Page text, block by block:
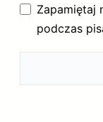
Zapamiętaj
podczas